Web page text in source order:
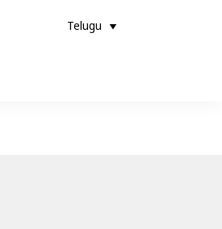
Telugu